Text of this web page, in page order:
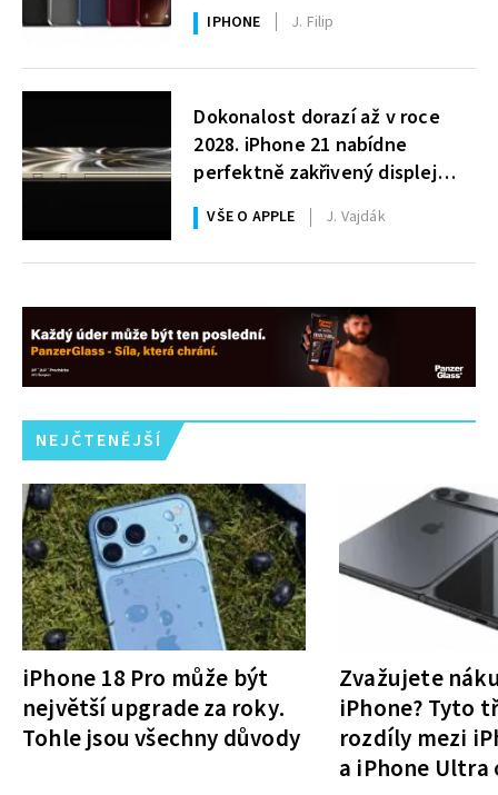
IPHONE J. Filip
Dokonalost dorazí až v roce
2028. iPhone 21 nabídne
perfektně zakřivený displej
i 200MPx foťák
VŠE O APPLE J. Vajdák
NEJČTENĚJŠÍ
iPhone 18 Pro může být
největší upgrade za roky.
Tohle jsou všechny důvody
Zvažujete
iPhone? Tyto
rozdíly mezi
a iPhone Ultra